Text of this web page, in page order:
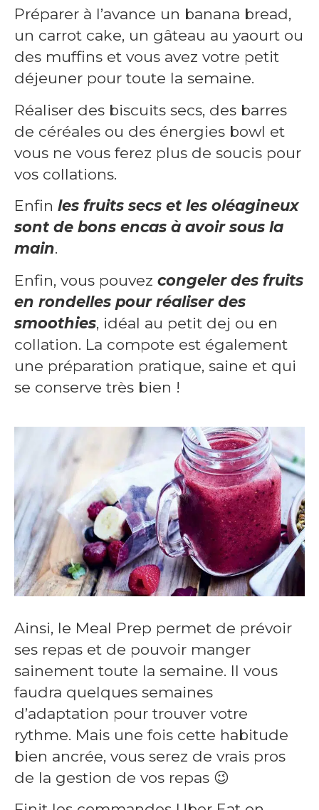
Préparer à l’avance un banana bread,
un carrot cake, un gâteau au yaourt ou
des muffins et vous avez votre petit
déjeuner pour toute la semaine.
Réaliser des biscuits secs, des barres
de céréales ou des énergies bowl et
vous ne vous ferez plus de soucis pour
vos collations.
Enfin les fruits secs et les oléagineux
sont de bons encas à avoir sous la
main.
Enfin, vous pouvez congeler des fruits
en rondelles pour réaliser des
smoothies, idéal au petit dej ou en
collation. La compote est également
une préparation pratique, saine et qui
se conserve très bien !
Ainsi, le Meal Prep permet de prévoir
ses repas et de pouvoir manger
sainement toute la semaine. Il vous
faudra quelques semaines
d’adaptation pour trouver votre
rythme. Mais une fois cette habitude
bien ancrée, vous serez de vrais pros
de la gestion de vos repas 😉